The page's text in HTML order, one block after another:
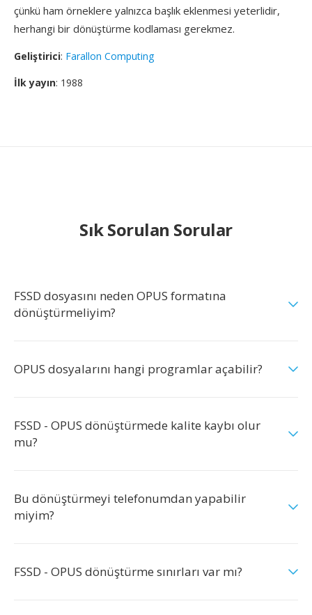
çünkü ham örneklere yalnızca başlık eklenmesi yeterlidir,
herhangi bir dönüştürme kodlaması gerekmez.
Geliştirici: Farallon Computing
İlk yayın: 1988
Sık Sorulan Sorular
FSSD dosyasını neden OPUS formatına
dönüştürmeliyim?
OPUS dosyalarını hangi programlar açabilir?
FSSD - OPUS dönüştürmede kalite kaybı olur
mu?
Bu dönüştürmeyi telefonumdan yapabilir
miyim?
FSSD - OPUS dönüştürme sınırları var mı?